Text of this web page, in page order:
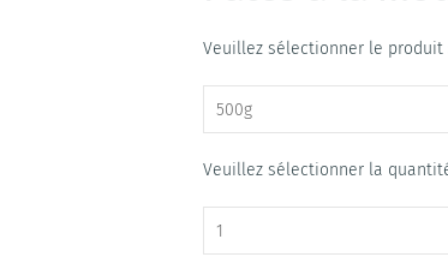
Veuillez sélectionner le produit
Veuillez sélectionner la